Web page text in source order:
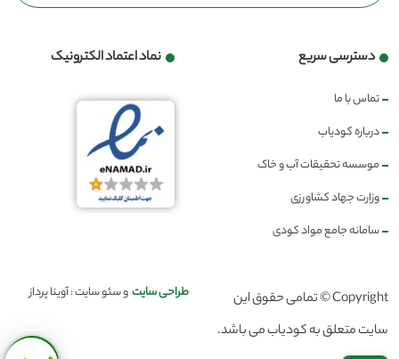
دسترسی سریع
تماس با ما
درباره کودیاب
موسسه تحقیقات آب و خاک
وزارت جهاد کشاورزی
سامانه جامع مواد کودی
نماد اعتماد الکترونیک
Copyright © تمامی حقوق این
سایت متعلق به کودیاب می باشد.
طراحی سایتو سئو سایت : آوینا پرداز